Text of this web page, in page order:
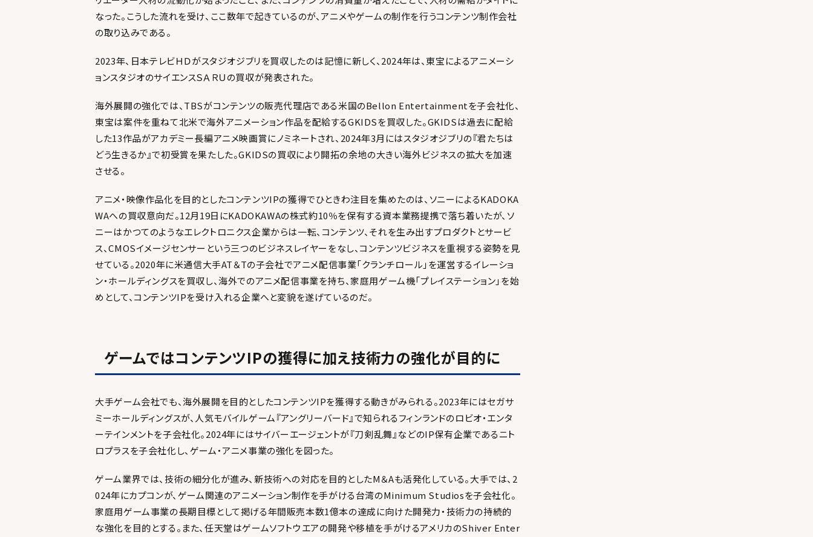
なった。こうした流れを受け、ここ数年で起きているのが、アニメやゲームの制作を行うコンテンツ制作会社
の取り込みである。
2023年、日本テレビＨＤがスタジオジブリを買収したのは記憶に新しく、2024年は、東宝によるアニメーシ
ョンスタジオのサイエンスＳＡＲＵの買収が発表された。
海外展開の強化では、TBSがコンテンツの販売代理店である米国のBellon Entertainmentを子会社化、
東宝は案件を重ねて北米で海外アニメーション作品を配給するGKIDSを買収した。GKIDSは過去に配給
した13作品がアカデミー長編アニメ映画賞にノミネートされ、2024年3月にはスタジオジブリの『君たちは
どう生きるか』で初受賞を果たした。GKIDSの買収により開拓の余地の大きい海外ビジネスの拡大を加速
させる。
アニメ・映像作品化を目的としたコンテンツIPの獲得でひときわ注目を集めたのは、ソニーによるKADOKA
WAへの買収意向だ。12月19日にKADOKAWAの株式約10％を保有する資本業務提携で落ち着いたが、ソ
ニーはかつてのようなエレクトロニクス企業からは一転、コンテンツ、それを生み出すプロダクトとサービ
ス、CMOSイメージセンサーという三つのビジネスレイヤーをなし、コンテンツビジネスを重視する姿勢を見
せている。2020年に米通信大手AT＆Tの子会社でアニメ配信事業「クランチロール」を運営するイレーショ
ン・ホールディングスを買収し、海外でのアニメ配信事業を持ち、家庭用ゲーム機「プレイステーション」を始
めとして、コンテンツIPを受け入れる企業へと変貌を遂げているのだ。
ゲームではコンテンツIPの獲得に加え技術力の強化が目的に
大手ゲーム会社でも、海外展開を目的としたコンテンツIPを獲得する動きがみられる。2023年にはセガサ
ミーホールディングスが、人気モバイルゲーム『アングリーバード』で知られるフィンランドのロビオ・エンタ
ーテインメントを子会社化。2024年にはサイバーエージェントが『刀剣乱舞』などのIP保有企業であるニト
ロプラスを子会社化し、ゲーム・アニメ事業の強化を図った。
ゲーム業界では、技術の細分化が進み、新技術への対応を目的としたM＆Aも活発化している。大手では、2
024年にカプコンが、ゲーム関連のアニメーション制作を手がける台湾のMinimum Studiosを子会社化。
家庭用ゲーム事業の長期目標として掲げる年間販売本数1億本の達成に向けた開発力・技術力の持続的
な強化を目的とする。また、任天堂はゲームソフトウエアの開発や移植を手がけるアメリカのShiver Enter